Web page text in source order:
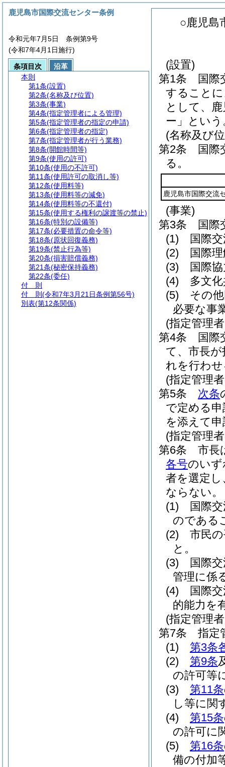
○鹿児島
(設置)
第1条
国際
すること
として、
ー」という
(名称及び
第2条
国際
る。
鹿児島市国際交流
(事業)
第3条
国際
(1)
国際
(2)
国際
(3)
国際
(4)
多文
(5)
その
必要な事
(指定管理
第4条
国際
て、市長
れを行わ
(指定管理
第5条
次条
で定める
を添えて
(指定管理
第6条
市長
各号のいず
者を選定
ならない。
(1)
国際
のである
(2)
市民
と。
(3)
国際
管理に係
(4)
国際
的能力を
(指定管理
第7条
指定
(1)
第3条
(2)
第9条
の許可等
(3)
第11条
し等に関
(4)
第15条
の許可に
(5)
第16条
備の付加
鹿児島市国際交流センター条例
令和元年7月5日 条例第9号
(令和7年4月1日施行)
条項目次
沿革
本則
第1条(設置)
第2条(名称及び位置)
第3条(事業)
第4条(指定管理者による管理)
第5条(指定管理者の指定の申請)
第6条(指定管理者の指定)
第7条(指定管理者が行う業務)
第8条(開館時間等)
第9条(使用の許可)
第10条(使用の不許可)
第11条(使用許可の取消し等)
第12条(使用料等)
第13条(使用料等の減免)
第14条(使用料等の不還付)
第15条(使用する権利の譲渡等の禁止)
第16条(特別の設備等)
第17条(必要措置の命令等)
第18条(原状回復義務)
第19条(禁止行為等)
第20条(損害賠償義務)
第21条(秘密保持義務)
第22条(委任)
付 則
付 則 (令和7年3月21日条例第56号)
別表(第12条関係)